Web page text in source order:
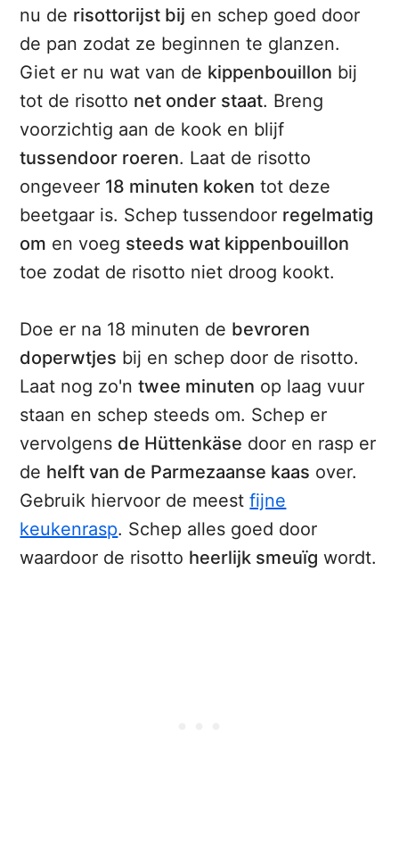
nu de risottorijst bij en schep goed door
de pan zodat ze beginnen te glanzen.
Giet er nu wat van de kippenbouillon bij
tot de risotto net onder staat. Breng
voorzichtig aan de kook en blijf
tussendoor roeren. Laat de risotto
ongeveer 18 minuten koken tot deze
beetgaar is. Schep tussendoor regelmatig
om en voeg steeds wat kippenbouillon
toe zodat de risotto niet droog kookt.
Doe er na 18 minuten de bevroren
doperwtjes bij en schep door de risotto.
Laat nog zo'ntwee minuten op laag vuur
staan en schep steeds om. Schep er
vervolgens de Hüttenkäse door en rasp er
de helft van de Parmezaanse kaas over.
Gebruik hiervoor de meestfijne
keukenrasp. Schep alles goed door
waardoor de risotto heerlijk smeuïg wordt.